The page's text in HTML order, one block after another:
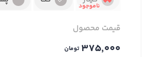
قیمت محصول
۳۷۵٬۰۰۰ تومان